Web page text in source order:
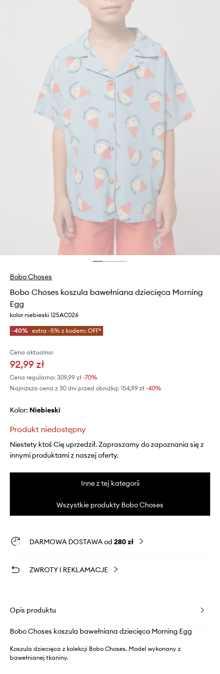
Bobo Choses
Bobo Choses koszula bawełniana dziecięca Morning
Egg
kolor niebieski 125AC026
-40% extra -5% z kodem: OFF*
Cena aktualna:
92,99 zł
Cena regularna: 309,99 zł -70%
Najniższa cena z 30 dni przed obniżką: 154,99 zł -40%
Kolor: niebieski
Produkt niedostępny
Niestety ktoś Cię uprzedził. Zapraszamy do zapoznania się z
innymi produktami z naszej oferty.
Inne z tej kategorii
Wszystkie produkty Bobo Choses
DARMOWA DOSTAWA od 280 zł
ZWROTY I REKLAMACJE
Opis produktu
Bobo Choses koszula bawełniana dziecięca Morning Egg
Koszula dziecięca z kolekcji Bobo Choses. Model wykonany z
bawełnianej tkaniny.